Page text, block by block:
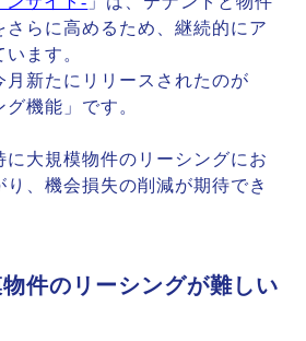
さらに高めるため、継続的にア
ます。
月新たにリリースされたのが
グ機能」です。
に大規模物件のリーシングにお
、機会損失の削減が期待でき
件のリーシングが難しい